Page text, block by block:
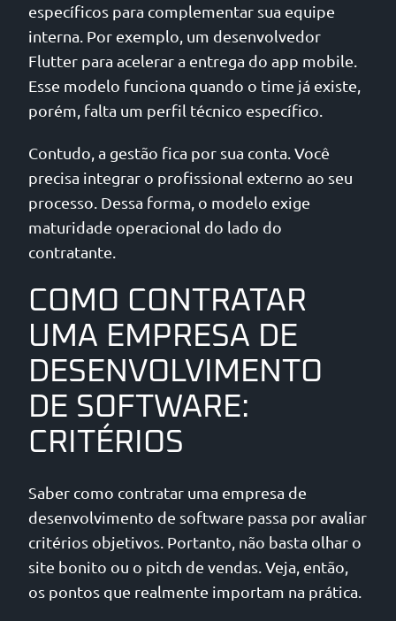
específicos para complementar sua equipe
interna. Por exemplo, um desenvolvedor
Flutter para acelerar a entrega do app mobile.
Esse modelo funciona quando o time já existe,
porém, falta um perfil técnico específico.
Contudo, a gestão fica por sua conta. Você
precisa integrar o profissional externo ao seu
processo. Dessa forma, o modelo exige
maturidade operacional do lado do
contratante.
COMO CONTRATAR
UMA EMPRESA DE
DESENVOLVIMENTO
DE SOFTWARE:
CRITÉRIOS
Saber como contratar uma empresa de
desenvolvimento de software passa por avaliar
critérios objetivos. Portanto, não basta olhar o
site bonito ou o pitch de vendas. Veja, então,
os pontos que realmente importam na prática.